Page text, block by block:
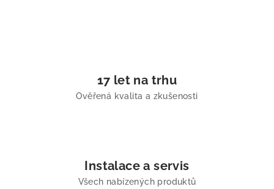
17 let na trhu
Ověřená kvalita a zkušenosti
Instalace a servis
Všech nabízených produktů